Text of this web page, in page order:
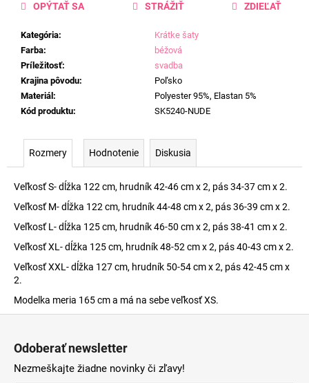
Kategória:
Krátke šaty
Farba:
béžová
Príležitosť:
svadba
Krajina pôvodu:
Poľsko
Materiál :
Polyester 95%, Elastan 5%
Kód produktu: SK5240-NUDE
OPÝTAŤ SA STRÁŽIŤ ZDIEĽAŤ
Rozmery Hodnotenie Diskusia
Veľkosť S- dĺžka 122 cm, hrudník 42-46 cm x 2, pás 34-37 cm x 2.
Veľkosť M- dĺžka 122 cm, hrudník 44-48 cm x 2, pás 36-39 cm x 2.
Veľkosť L- dĺžka 125 cm, hrudník 46-50 cm x 2, pás 38-41 cm x 2.
Veľkosť XL- dĺžka 125 cm, hrudník 48-52 cm x 2, pás 40-43 cm x 2.
Veľkosť XXL- dĺžka 127 cm, hrudník 50-54 cm x 2, pás 42-45 cm x
2.
Modelka meria 165 cm a má na sebe veľkosť XS.
Odoberať newsletter
Nezmeškajte žiadne novinky či zľavy!